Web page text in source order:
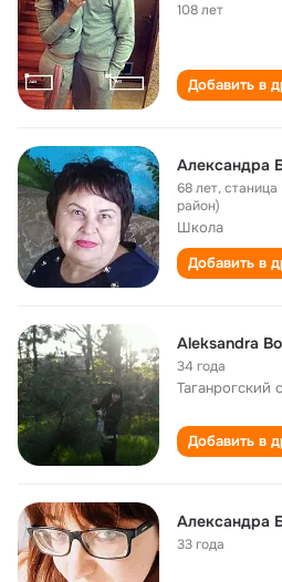
108 лет
Добавить в
Александра
68 лет,
район)
Школа
Добавить в
Aleksandra
34 года
Таганрогский
Добавить в
Александра
33 года